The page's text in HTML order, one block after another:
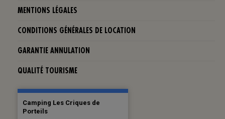
MENTIONS LÉGALES
CONDITIONS GÉNÉRALES DE LOCATION
GARANTIE ANNULATION
QUALITÉ TOURISME
Camping Les Criques de
Porteils